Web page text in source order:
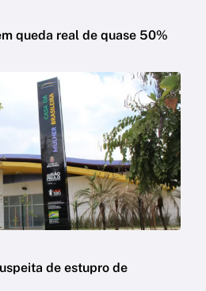
queda real de quase 50%
de estupro de